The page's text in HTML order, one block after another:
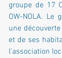
groupe de 17
OW-NOLA. Le
une
et de ses
l'association